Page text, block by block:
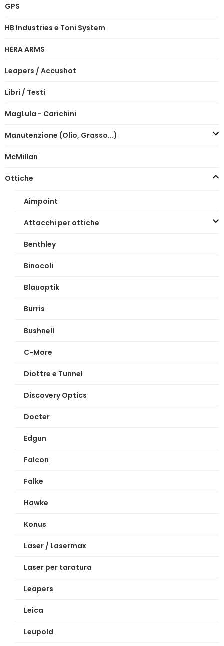
GPS
HB Industries e Toni System
HERA ARMS
Leapers / Accushot
Libri / Testi
MagLula - Carichini
Manutenzione (Olio, Grasso...)
McMillan
Ottiche
Aimpoint
Attacchi per ottiche
Benthley
Binocoli
Blauoptik
Burris
Bushnell
C-More
Diottre e Tunnel
Discovery Optics
Docter
Edgun
Falcon
Falke
Hawke
Konus
Laser / Lasermax
Laser per taratura
Leapers
Leica
Leupold